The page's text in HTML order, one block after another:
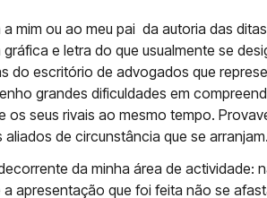
mim ou ao meu pai da autoria das
e letra do que usualmente se
do escritório de advogados que
grandes dificuldades em
os seus rivais ao mesmo tempo.
de circunstância que se arranjam.
da minha área de actividade:
apresentação que foi feita não se